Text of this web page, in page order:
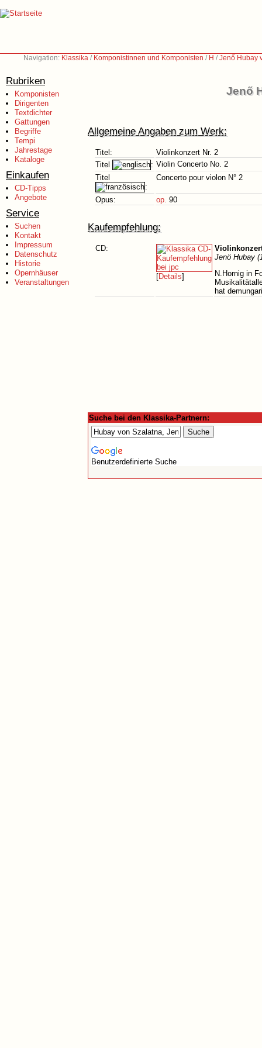
Navigation: Klassika / Komponistinnen und Komponisten / H /Jenő Hubay
Rubriken
Komponisten
Dirigenten
Textdichter
Gattungen
Begriffe
Tempi
Jahrestage
Kataloge
Einkaufen
CD-Tipps
Angebote
Service
Suchen
Kontakt
Impressum
Datenschutz
Historie
Opernhäuser
Veranstaltungen
Jenő
Allgemeine Angaben zum Werk:
Titel:
Violinkonzert Nr. 2
Titel
: Violin Concerto No. 2
Titel
:
Concerto pour violon N° 2
Opus: op. 90
Kaufempfehlung:
CD:
[Details]
Jenö Hubay
N.Hornig in
hat
Suche bei den Klassika-Partnern:
Benutzerdefinierte Suche